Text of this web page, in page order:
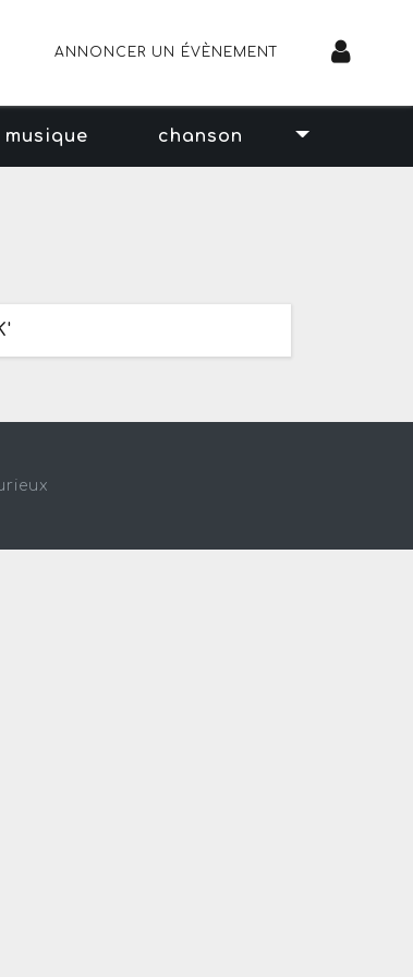
ANNONCER UN ÉVÈNEMENT
musique chanson